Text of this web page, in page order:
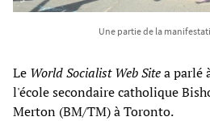
Une partie de la
Le World Socialist Web Sitea parlé
l'école secondaire catholique
Merton (BM/TM) à Toronto.